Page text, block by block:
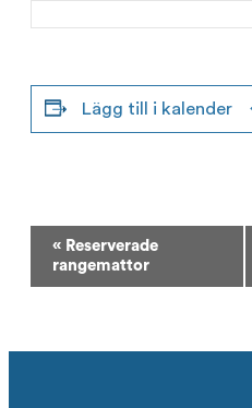
Lägg till i kalender
Evenemang-
navigering
« Reserverade
rangemattor